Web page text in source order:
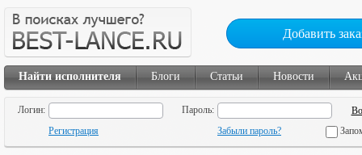
Добавить
Найти исполнителя Блоги Статьи Новости
Логин:
Пароль:
Регистрация
Забыли пароль?